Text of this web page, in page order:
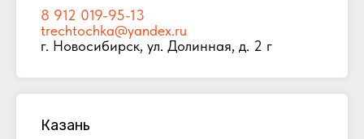
8 912 019-95-13
trechtochka@yandex.ru
г. Новосибирск, ул. Долинная, д. 2 г
Казань